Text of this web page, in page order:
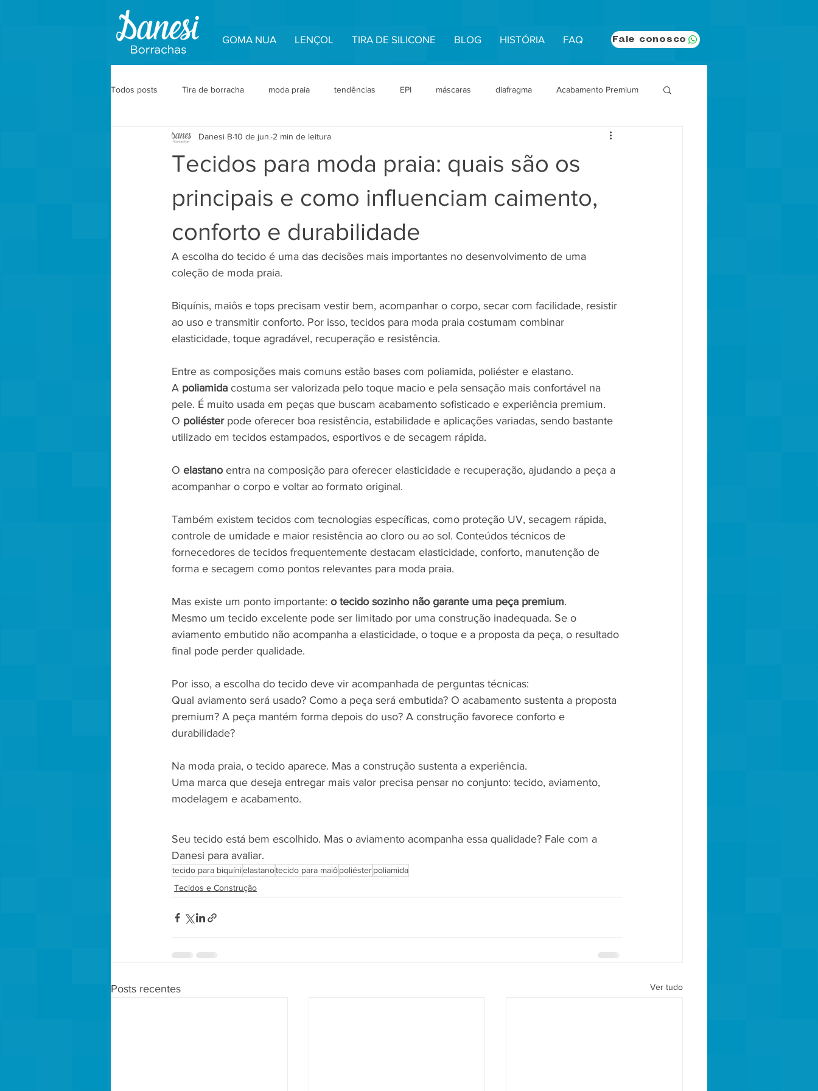
GOMA NUA LENÇOL TIRA DE SILICONE BLOG HISTÓRIA FAQ Fale conosco
Todos posts Tira de borracha moda praia tendências EPI máscaras diafragma Acabamento Premium
Acabamento Premium Aviamentos Técnicos Aviamentos Técnicos
Bastidores
Tecidos para moda praia: quais são os
principais e como influenciam caimento,
conforto e durabilidade
Danesi B 10 de jun. 2 min de leitura
A escolha do tecido é uma das decisões mais importantes no desenvolvimento de uma
coleção de moda praia.
Biquínis, maiôs e tops precisam vestir bem, acompanhar o corpo, secar com facilidade, resistir
ao uso e transmitir conforto. Por isso, tecidos para moda praia costumam combinar
elasticidade, toque agradável, recuperação e resistência.
Entre as composições mais comuns estão bases com poliamida, poliéster e elastano.
A poliamida costuma ser valorizada pelo toque macio e pela sensação mais confortável na
pele. É muito usada em peças que buscam acabamento sofisticado e experiência premium.
O poliéster pode oferecer boa resistência, estabilidade e aplicações variadas, sendo bastante
utilizado em tecidos estampados, esportivos e de secagem rápida.
O elastano entra na composição para oferecer elasticidade e recuperação, ajudando a peça a
acompanhar o corpo e voltar ao formato original.
Também existem tecidos com tecnologias específicas, como proteção UV, secagem rápida,
controle de umidade e maior resistência ao cloro ou ao sol. Conteúdos técnicos de
fornecedores de tecidos frequentemente destacam elasticidade, conforto, manutenção de
forma e secagem como pontos relevantes para moda praia.
Mas existe um ponto importante: o tecido sozinho não garante uma peça premium.
Mesmo um tecido excelente pode ser limitado por uma construção inadequada. Se o
aviamento embutido não acompanha a elasticidade, o toque e a proposta da peça, o resultado
final pode perder qualidade.
Por isso, a escolha do tecido deve vir acompanhada de perguntas técnicas:
Qual aviamento será usado? Como a peça será embutida? O acabamento sustenta a proposta
premium? A peça mantém forma depois do uso? A construção favorece conforto e
durabilidade?
Na moda praia, o tecido aparece. Mas a construção sustenta a experiência.
Uma marca que deseja entregar mais valor precisa pensar no conjunto: tecido, aviamento,
modelagem e acabamento.
Seu tecido está bem escolhido. Mas o aviamento acompanha essa qualidade? Fale com a
Danesi para avaliar.
tecido para biquínielastanotecido para maiôpoliésterpoliamida
Tecidos e Construção
Posts recentes Ver tudo